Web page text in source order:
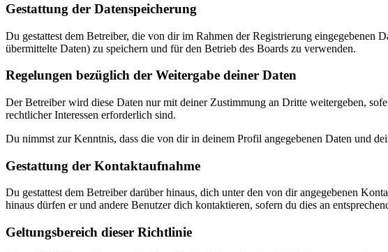
Gestattung der Datenspeicherung
Du gestattest dem Betreiber, die von dir im Rahmen der Registrierung
übermittelte Daten) zu speichern und für den Betrieb des Boards zu verwenden.
Regelungen bezüglich der Weitergabe deiner Daten
Der Betreiber wird diese Daten nur mit deiner Zustimmung an Dritte weitergeben,
rechtlicher Interessen erforderlich sind.
Du nimmst zur Kenntnis, dass die von dir in deinem Profil angegebenen Daten und
Gestattung der Kontaktaufnahme
Du gestattest dem Betreiber darüber hinaus, dich unter den von dir angegebenen
hinaus dürfen er und andere Benutzer dich kontaktieren, sofern du dies an
Geltungsbereich dieser Richtlinie